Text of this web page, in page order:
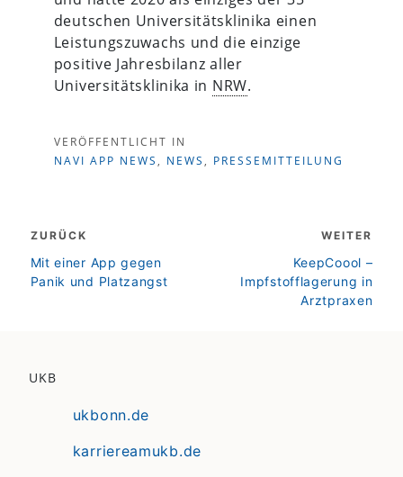
deutschen Universitätsklinika einen
Leistungszuwachs und die einzige
positive Jahresbilanz aller
Universitätsklinika in NRW.
VERÖFFENTLICHT IN
NAVI APP NEWS , NEWS , PRESSEMITTEILUNG
ZURÜCK
zurück
Mit einer App gegen
Panik und Platzangst
WEITER
weiter
KeepCoool –
Impfstofflagerung in
Arztpraxen
UKB
ukbonn.de
karriereamukb.de